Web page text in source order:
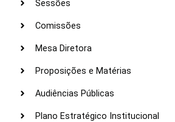
Sessões
Comissões
Mesa Diretora
Proposições e Matérias
Audiências Públicas
Plano Estratégico Institucional